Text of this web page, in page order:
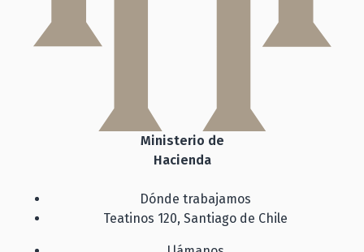
Ministerio de
Hacienda
Dónde trabajamos
Teatinos 120, Santiago de Chile